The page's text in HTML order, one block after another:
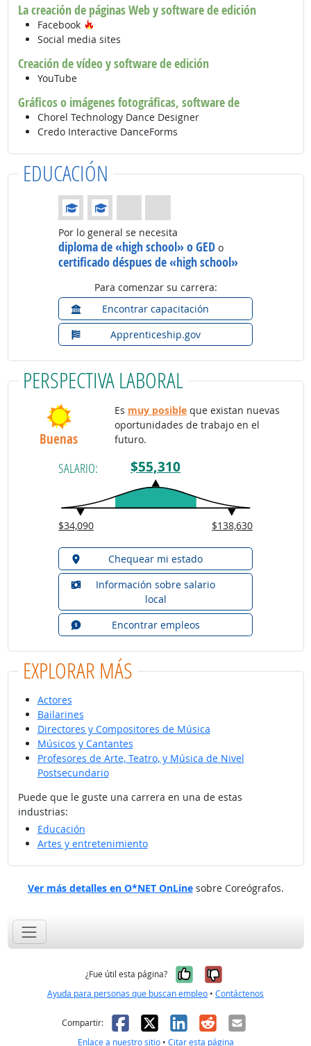
La creación de páginas Web y software de edición
Facebook
Social media sites
Creación de vídeo y software de edición
YouTube
Gráficos o imágenes fotográficas, software de
Chorel Technology Dance Designer
Credo Interactive DanceForms
EDUCACIÓN
Educación: (Calificación 2 de 4)
Por lo general se necesita
diploma de «high school» o GED o
certificado déspues de «high school»
Para comenzar su carrera:
Encontrar capacitación
Apprenticeship.gov
PERSPECTIVA LABORAL
Buenas
Es muy posibleque existan nuevas
oportunidades de trabajo en el
futuro.
SALARIO: $55,310
$34,090 $138,630
Chequear mi estado
Información sobre salario
local
Encontrar empleos
EXPLORAR MÁS
Actores
Bailarines
Directores y Compositores de Música
Músicos y Cantantes
Profesores de Arte, Teatro, y Música de Nivel
Postsecundario
Puede que le guste una carrera en una de estas
industrias:
Educación
Artes y entretenimiento
Ver más detalles en O*NET OnLinesobre Coreógrafos.
¿Fue útil esta página? Sí, fue útil
No, no fue
Ayuda para personas que buscan empleo • Contáctenos
Compartir: Facebook
X LinkedIn
RedditCorreo
Enlace a nuestro sitio• Citar esta página